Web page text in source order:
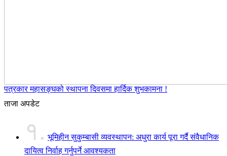
पत्रकार महासङ्घको स्थापना दिवसमा हार्दिक शुभकामना !
ताजा अपडेट
१. भूमिहीन सुकुम्बासी व्यवस्थापन: अधुरा कार्य पूरा गर्दै संवैधानिक
दायित्व निर्वाह गर्नुपर्ने आवश्यकता